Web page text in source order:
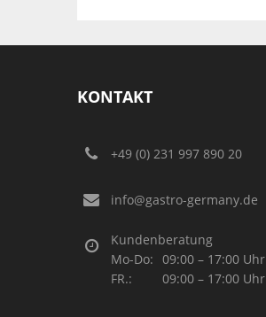
KONTAKT
+49 (0) 231 997 890 20
info@gastro-germany.de
Kundenberatung
Mo-Do: 09:00 – 17:00 Uhr
FR.:
09:00 – 17:00 Uhr